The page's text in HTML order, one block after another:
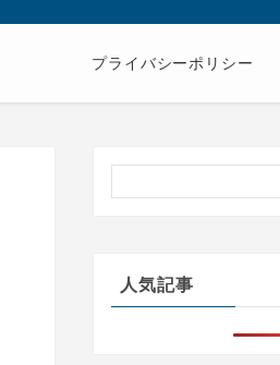
プライバシーポリシー
人気記事